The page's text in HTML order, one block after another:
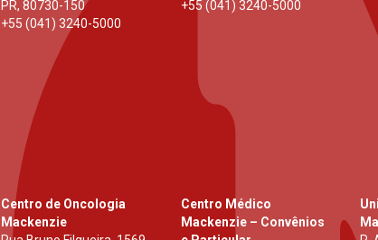
PR,80730-150
+55 (041) 3240-5000
+55 (041) 3240-5000
Centro de Oncologia
Mackenzie
Centro Médico
Mackenzie – Convênios